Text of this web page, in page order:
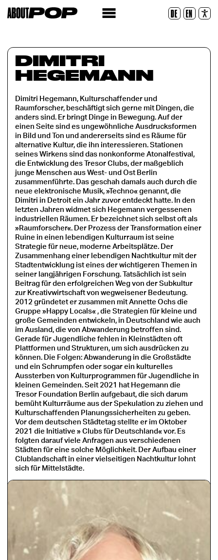
DE EN
Réinitialiser
DIMITRI
HEGEMANN
Dimitri Hegemann, Kulturschaffender und
Raumforscher, beschäftigt sich gerne mit Dingen, die
anders sind. Er bringt Dinge in Bewegung. Auf der
einen Seite sind es ungewöhnliche Ausdrucksformen
in Bild und Ton und andererseits sind es Räume für
alternative Kultur, die ihn interessieren. Stationen
seines Wirkens sind das nonkonforme Atonalfestival,
die Entwicklung des Tresor Clubs, der maßgeblich
junge Menschen aus West- und Ost Berlin
zusammenführte. Das geschah damals auch durch die
neue elektronische Musik, »Techno« genannt, die
Dimitri in Detroit ein Jahr zuvor entdeckt hatte. In den
letzten Jahren widmet sich Hegemann vergessenen
industriellen Räumen. Er bezeichnet sich selbst oft als
»Raumforscher«. Der Prozess der Transformation einer
Ruine in einen lebendigen Kulturraum ist seine
Strategie für neue, moderne Arbeitsplätze. Der
Zusammenhang einer lebendigen Nachtkultur mit der
Stadtentwicklung ist eines der wichtigeren Themen in
seiner langjährigen Forschung. Tatsächlich ist sein
Beitrag für den erfolgreichen Weg von der Subkultur
zur Kreativwirtschaft von wegweisener Bedeutung.
2012 gründetet er zusammen mit Annette Ochs die
Gruppe »Happy Locals« , die Strategien für kleine und
große Gemeinden entwickeln, in Deutschland wie auch
im Ausland, die von Abwanderung betroffen sind.
Gerade für Jugendliche fehlen in Kleinstädten oft
Plattformen und Strukturen, um sich ausdrücken zu
können. Die Folgen: Abwanderung in die Großstädte
und ein Schrumpfen oder sogar ein kulturelles
Aussterben von Kulturprogrammen für Jugendliche in
kleinen Gemeinden. Seit 2021 hat Hegemann die
Tresor Foundation Berlin aufgebaut, die sich darum
bemüht Kulturräume aus der Spekulation zu ziehen und
Kulturschaffenden Planungssicherheiten zu geben.
Vor dem deutschen Städtetag stellte er im Oktober
2021 die Initiative » Clubs für Deutschland« vor. Es
folgten darauf viele Anfragen aus verschiedenen
Städten für eine solche Möglichkeit. Der Aufbau einer
Clublandschaft in einer vielseitigen Nachtkultur lohnt
sich für Mittelstädte.